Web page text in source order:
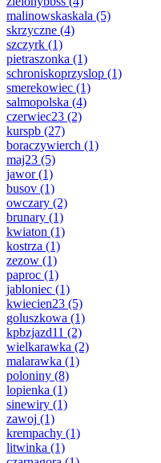
malinowskaskala (5)
skrzyczne (4)
szczyrk (1)
pietraszonka (1)
schroniskoprzyslop (1)
smerekowiec (1)
salmopolska (4)
czerwiec23 (2)
kurspb (27)
boraczywierch (1)
maj23 (5)
jawor(1)
busov (1)
owczary (2)
brunary (1)
kwiaton (1)
kostrza (1)
zezow (1)
paproc (1)
jabloniec (1)
kwiecien23 (5)
goluszkowa (1)
kpbzjazd11 (2)
wielkarawka (2)
malarawka (1)
poloniny (8)
lopienka (1)
sinewiry (1)
zawoj (1)
krempachy (1)
litwinka (1)